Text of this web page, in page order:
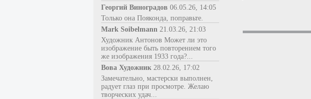
Георгий Виноградов 06.05.26, 14:05
Только она Пояконда, поправьте.
Mark Soibelmann 21.03.26, 21:03
Художник Антонов Может ли это
изображение быть повторением того
же изображения 1933 года?...
Вова Художник 28.02.26, 17:02
Замечательно, мастерски выполнен,
радует глаз при просмотре. Желаю
творческих удач...